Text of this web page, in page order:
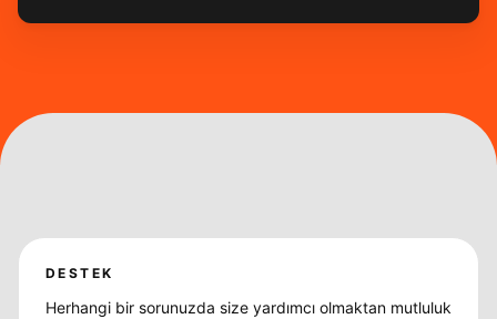
DESTEK
Herhangi bir sorunuzda size yardımcı olmaktan mutluluk